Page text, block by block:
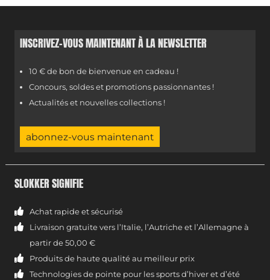
INSCRIVEZ-VOUS MAINTENANT À LA NEWSLETTER
10 € de bon de bienvenue en cadeau !
Concours, soldes et promotions passionnantes !
Actualités et nouvelles collections !
abonnez-vous maintenant
SLOKKER SIGNIFIE
Achat rapide et sécurisé
Livraison gratuite vers l’Italie, l’Autriche et l’Allemagne à
partir de 50,00 €
Produits de haute qualité au meilleur prix
Technologies de pointe pour les sports d’hiver et d’été